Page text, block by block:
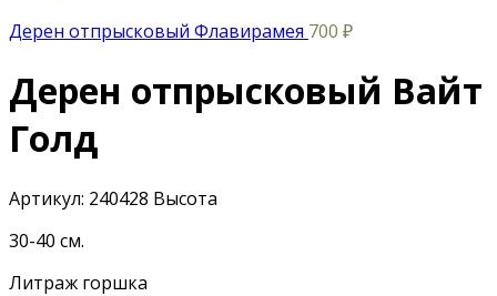
Дерен отпрысковый Флавирамея 700 ₽
Дерен отпрысковый Вайт
Голд
Артикул: 240428 Высота
30-40 см.
Литраж горшка